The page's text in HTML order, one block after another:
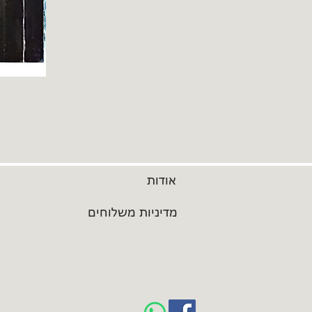
אודות
מדיניות משלוחים